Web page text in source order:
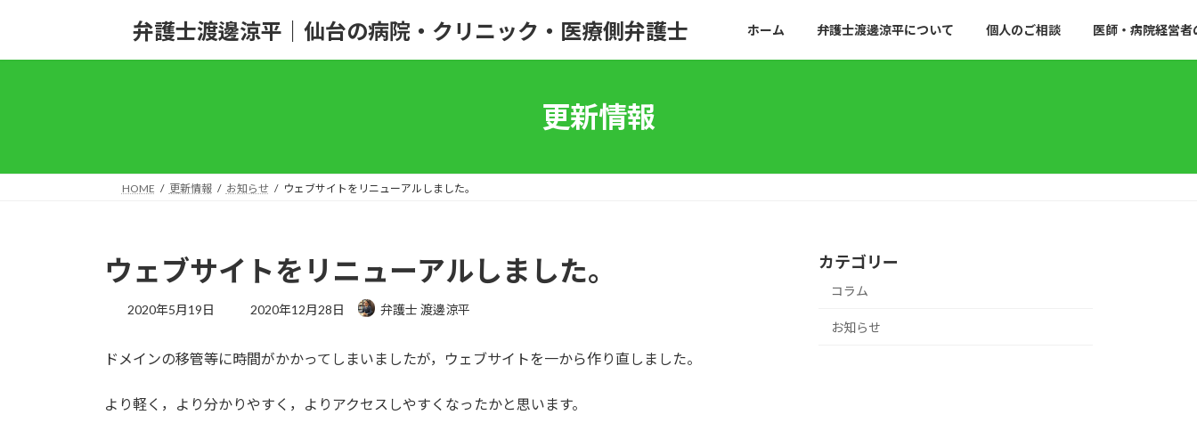
弁護士渡邊涼平｜仙台の病院・クリニック・医療側弁護士 ホーム 弁護士渡邊涼平について 個人のご相談 医師・病院経営者
更新情報
HOME 更新情報 お知らせ ウェブサイトをリニューアルしました。
ウェブサイトをリニューアルしました。
2020年5月19日
最
新
時
:
2020年12月28日 弁護士 渡邊涼平
ドメインの移管等に時間がかかってしまいましたが，ウェブサイトを一から作り直しました。
より軽く，より分かりやすく，よりアクセスしやすくなったかと思います。
カテゴリー
コラム
お知らせ